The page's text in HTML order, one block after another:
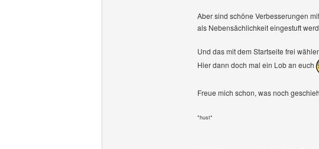
Aber sind schöne Verbesserungen
als Nebensächlichkeit eingestuft
Und das mit dem Startseite frei
Hier dann doch mal ein Lob an euch
Freue mich schon, was noch
*hust*